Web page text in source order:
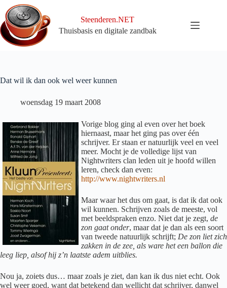
naar
de
inhoud
Steenderen.NET
Thuisbasis en digitale zandbak
Dat wil ik dan ook wel weer kunnen
woensdag 19 maart 2008
Vorige blog ging al even over het boek
hiernaast, maar het ging pas over één
schrijver. Er staan er natuurlijk veel en veel
meer. Mocht je de volledige lijst van
Nightwriters clan leden uit je hoofd willen
leren, check dan even:
http://www.nightwriters.nl
Maar waar het dus om gaat, is dat ik dat ook
wil kunnen. Schrijven zoals de meeste, vol
met beeldspraken enzo. Niet dat je zegt, de
zon gaat onder, maar dat je dan als een soort
van tweede natuurlijk schrijft; De zon liet zich
zakken in de zee, als ware het een ballon die
leeg liep, alsof hij z’n laatste adem uitblies.
Nou ja, zoiets dus… maar zoals je ziet, dan kan ik dus niet echt. Ook
wel weer goed, want dat betekend dan wellicht dat schrijver, danwel